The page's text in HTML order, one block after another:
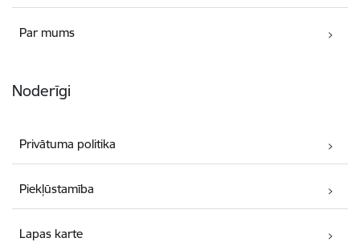
Par mums
Noderīgi
Privātuma politika
Piekļūstamība
Lapas karte